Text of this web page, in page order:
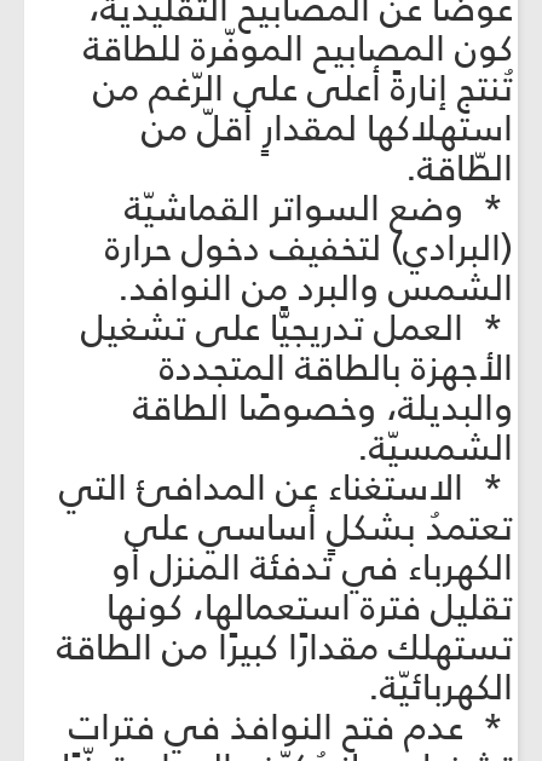
كون المصابيح الموفّرة للطاقة
تُنتج إنارةً أعلى على الرّغم من
استهلاكها لمقدارٍ أقلّ من
الطّاقة.
* وضع السواتر القماشيّة
(البرادي) لتخفيف دخول حرارة
الشمس والبرد من النوافد.
* العمل تدريجيًّا على تشغيل
الأجهزة بالطاقة المتجددة
والبديلة، وخصوصًا الطاقة
الشمسيّة.
* الاستغناء عن المدافئ التي
تعتمدُ بشكلٍ أساسي على
الكهرباء في تدفئة المنزل أو
تقليل فترة استعمالها، كونها
تستهلك مقدارًا كبيرًا من الطاقة
الكهربائيّة.
* عدم فتح النوافذ في فترات